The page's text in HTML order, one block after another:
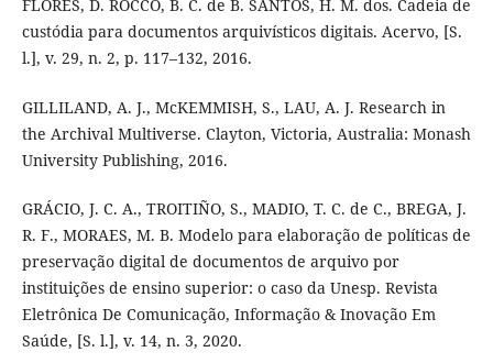
FLORES, D. ROCCO, B. C. de B. SANTOS, H. M. dos. Cadeia de
custódia para documentos arquivísticos digitais. Acervo, [S.
l.], v. 29, n. 2, p. 117–132, 2016.
GILLILAND, A. J., McKEMMISH, S., LAU, A. J. Research in
the Archival Multiverse. Clayton, Victoria, Australia: Monash
University Publishing, 2016.
GRÁCIO, J. C. A., TROITIÑO, S., MADIO, T. C. de C., BREGA, J.
R. F., MORAES, M. B. Modelo para elaboração de políticas de
preservação digital de documentos de arquivo por
instituições de ensino superior: o caso da Unesp. Revista
Eletrônica De Comunicação, Informação & Inovação Em
Saúde, [S. l.], v. 14, n. 3, 2020.